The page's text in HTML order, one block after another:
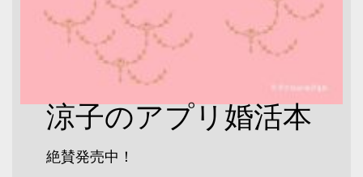
涼子のアプリ婚活本
絶賛発売中！